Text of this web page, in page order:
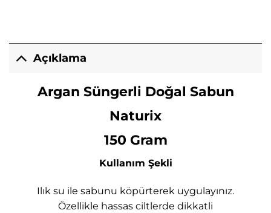
Açıklama
Argan Süngerli Doğal Sabun
Naturix
150 Gram
Kullanım Şekli
Ilık su ile sabunu köpürterek uygulayınız.
Özellikle hassas ciltlerde dikkatli